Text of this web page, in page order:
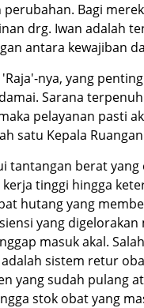
perubahan. Bagi
drg. Iwan adalah
antara kewajiban
nya, yang
Sarana
pelayanan pasti
satu Kepala
tantangan berat
tinggi hingga
hutang yang
yang digelorakan
masuk akal.
sistem retur
yang sudah pulang
stok obat yang